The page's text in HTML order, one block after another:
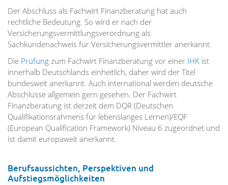
Der Abschluss als Fachwirt Finanzberatung hat auch
rechtliche Bedeutung. So wird er nach der
Versicherungsvermittlungsverordnung als
Sachkundenachweis für Versicherungsvermittler anerkannt.
Die Prüfung zum Fachwirt Finanzberatung vor einer IHK ist
innerhalb Deutschlands einheitlich, daher wird der Titel
bundesweit anerkannt. Auch international werden deutsche
Abschlüsse allgemein gern gesehen. Der Fachwirt
Finanzberatung ist derzeit dem DQR (Deutschen
Qualifikationsrahmens für lebenslanges Lernen)/EQF
(European Qualification Framework) Niveau 6 zugeordnet und
ist damit europaweit anerkannt.
Berufsaussichten, Perspektiven und
Aufstiegsmöglichkeiten